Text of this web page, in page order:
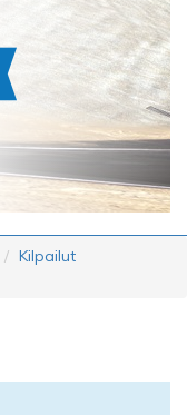
Kilpailut